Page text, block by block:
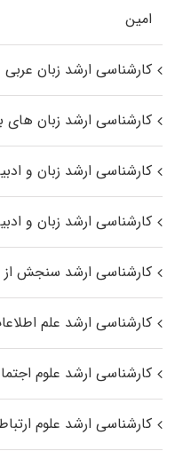
اﻣﻴﻦ
کارشناسی ارشد زبان عربی
کارشناسی ارشد زبان‌ های
کارشناسی ارشد زبان و
کارشناسی ارشد زبان و
کارشناسی ارشد سنجش از
کارشناسی ارشد علم
کارشناسی ارشد علوم
کارشناسی ارشد علوم